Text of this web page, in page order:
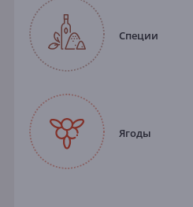
Специи
Ягоды